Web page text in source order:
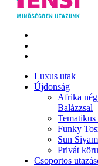
Luxus utak
Újdonság
Afrika
Balázzsal
Tematikus
Funky
Sun
Privát
Csoportos